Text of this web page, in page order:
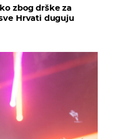
zbog drške za
Hrvati duguju